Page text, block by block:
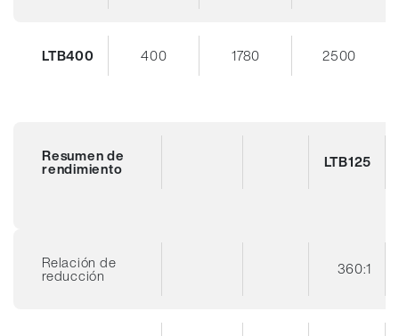
LTB400 400 1780 2500
Re­su­men de
ren­di­mien­to LTB125
Relación de
reducción 360:1